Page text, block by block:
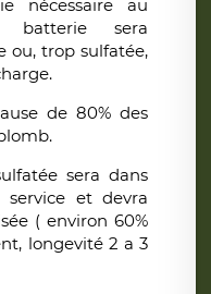
nécessaire au
batterie sera
ou, trop sulfatée,
de 80% des
sera dans
service et devra
( environ 60%
longevité 2 a 3